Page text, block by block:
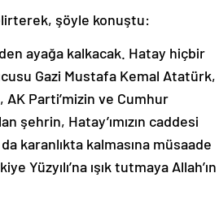
şöyle konuştu:
ayağa kalkacak. Hatay hiçbir
Gazi Mustafa Kemal Atatürk,
Parti’mizin ve Cumhur
şehrin, Hatay’ımızın caddesi
karanlıkta kalmasına müsaade
ışık tutmaya Allah’ın